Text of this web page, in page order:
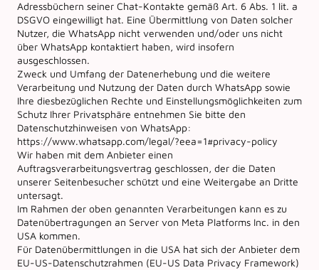
Adressbüchern seiner Chat-Kontakte gemäß Art. 6 Abs. 1 lit. a
DSGVO eingewilligt hat. Eine Übermittlung von Daten solcher
Nutzer, die WhatsApp nicht verwenden und/oder uns nicht
über WhatsApp kontaktiert haben, wird insofern
ausgeschlossen.
Zweck und Umfang der Datenerhebung und die weitere
Verarbeitung und Nutzung der Daten durch WhatsApp sowie
Ihre diesbezüglichen Rechte und Einstellungsmöglichkeiten zum
Schutz Ihrer Privatsphäre entnehmen Sie bitte den
Datenschutzhinweisen von WhatsApp:
https://www.whatsapp.com/legal/?eea=1#privacy-policy
Wir haben mit dem Anbieter einen
Auftragsverarbeitungsvertrag geschlossen, der die Daten
unserer Seitenbesucher schützt und eine Weitergabe an Dritte
untersagt.
Im Rahmen der oben genannten Verarbeitungen kann es zu
Datenübertragungen an Server von Meta Platforms Inc. in den
USA kommen.
Für Datenübermittlungen in die USA hat sich der Anbieter dem
EU-US-Datenschutzrahmen (EU-US Data Privacy Framework)